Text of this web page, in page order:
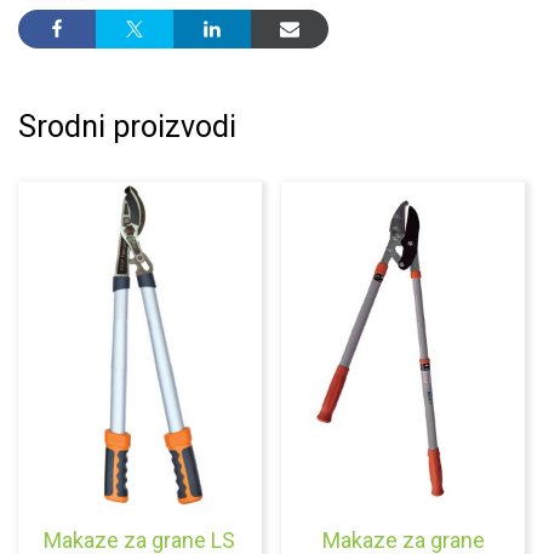
Srodni proizvodi
Makaze za grane LS Makaze za grane